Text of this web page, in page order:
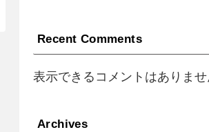
Recent Comments
表示できるコメントはありませ
Archives